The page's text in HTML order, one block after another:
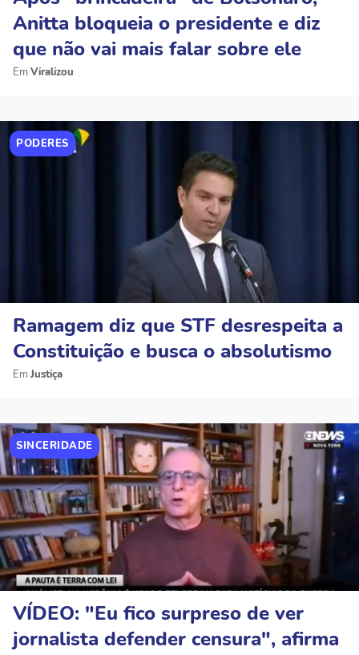
Anitta bloqueia o presidente e diz
que não vai mais falar sobre ele
Viralizou
PODERES
Ramagem diz que STF desrespeita a
Constituição e busca o absolutismo
Justiça
SINCERIDADE
VÍDEO: "Eu fico surpreso de ver
jornalista defender censura", afirma